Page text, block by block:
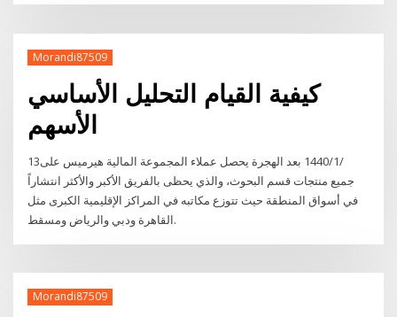
Morandi87509
كيفية القيام التحليل الأساسي
الأسهم
13‏‏/1‏‏/1440 بعد الهجرة يحصل عملاء المجموعة المالية هيرميس على
جميع منتجات قسم البحوث، والذي يحظى بالفريق الأكبر والأكثر انتشاراً
في أسواق المنطقة حيث تتوزع مكاتبه في المراكز الإقليمية الكبرى مثل
القاهرة ودبي والرياض ومسقط.
Morandi87509